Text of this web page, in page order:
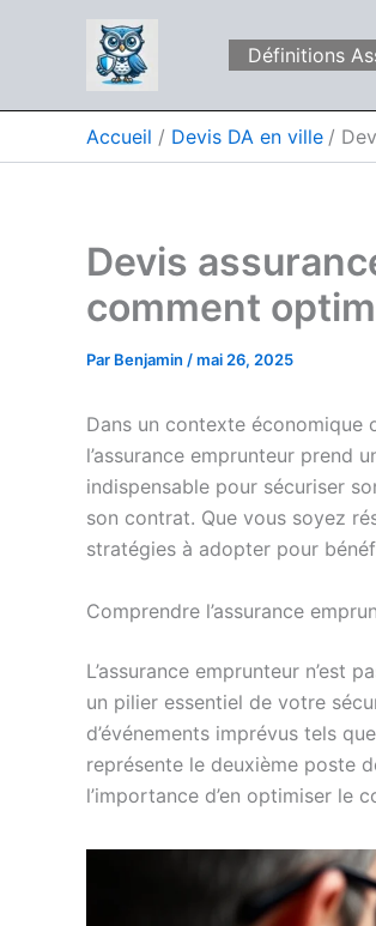
Définitions
Accueil Devis DA en ville
Devis
comment
Par Benjamin /mai 26, 2025
Dans un contexte économique
l’assurance emprunteur prend
indispensable pour sécuriser
son contrat. Que vous soyez
stratégies à adopter pour
Comprendre l’assurance
L’assurance emprunteur n’est
un pilier essentiel de votre
d’événements imprévus tels
représente le deuxième poste
l’importance d’en optimiser le